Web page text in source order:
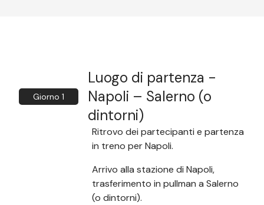
Giorno 1
Luogo di partenza -
Napoli – Salerno (o
dintorni)
Ritrovo dei partecipanti e partenza
in treno per Napoli.
Arrivo alla stazione di Napoli,
trasferimento in pullman a Salerno
(o dintorni).